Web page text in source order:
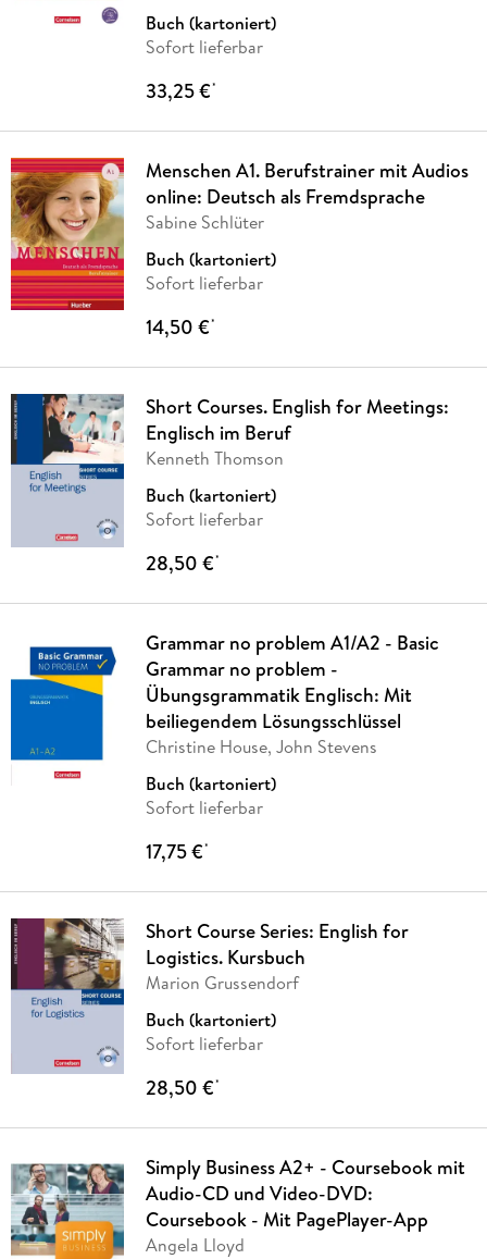
Buch (kartoniert)
Sofort lieferbar
33,25 €*
Menschen A1. Berufstrainer mit Audios
online: Deutsch als Fremdsprache
Sabine Schlüter
Buch (kartoniert)
Sofort lieferbar
14,50 €*
Short Courses. English for Meetings:
Englisch im Beruf
Kenneth Thomson
Buch (kartoniert)
Sofort lieferbar
28,50 €*
Grammar no problem A1/A2 - Basic
Grammar no problem -
Übungsgrammatik Englisch: Mit
beiliegendem Lösungsschlüssel
Christine House, John Stevens
Buch (kartoniert)
Sofort lieferbar
17,75 €*
Short Course Series: English for
Logistics. Kursbuch
Marion Grussendorf
Buch (kartoniert)
Sofort lieferbar
28,50 €*
Simply Business A2+ - Coursebook mit
Audio-CD und Video-DVD:
Coursebook - Mit PagePlayer-App
Angela Lloyd